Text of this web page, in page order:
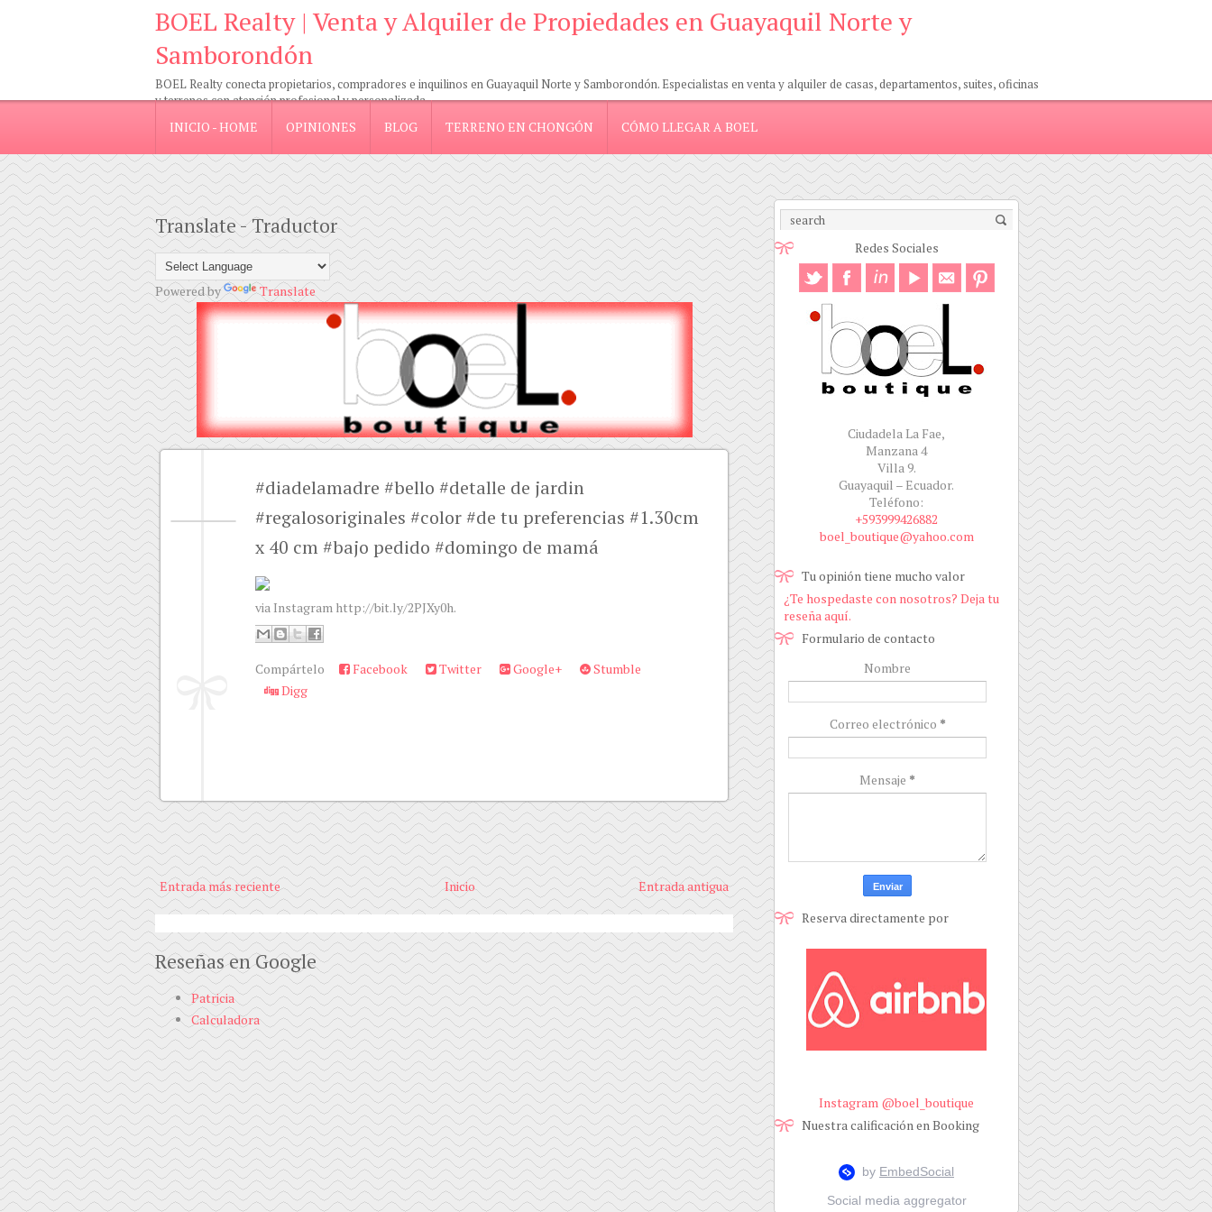
BOEL Realty | Venta y Alquiler de Propiedades en Guayaquil Norte y
Samborondón
BOEL Realty conecta propietarios, compradores e inquilinos en Guayaquil Norte y Samborondón. Especialistas en venta y alquiler de casas, departamentos, suites, oficinas
y terrenos con atención profesional y personalizada.
INICIO - HOME OPINIONES BLOG TERRENO EN CHONGÓN CÓMO LLEGAR A BOEL
Translate - Traductor
Powered by Translate
#diadelamadre #bello #detalle de jardin
#regalosoriginales #color #de tu preferencias #1.30cm
x 40 cm #bajo pedido #domingo de mamá
via Instagram http://bit.ly/2PJXy0h.
Compártelo Facebook Twitter Google+
Stumble
Digg
Entrada más reciente Entrada antigua
Inicio
Reseñas en Google
Patricia
Calculadora
Redes Sociales
Ciudadela La Fae,
Manzana 4
Villa 9.
Guayaquil – Ecuador.
Teléfono:
+593999426882
boel_boutique@yahoo.com
Tu opinión tiene mucho valor
¿Te hospedaste con nosotros? Deja tu
reseña aquí.
Formulario de contacto
Nombre
Correo electrónico *
Mensaje *
Reserva directamente por
Instagram @boel_boutique
Nuestra calificación en Booking
Social media aggregator